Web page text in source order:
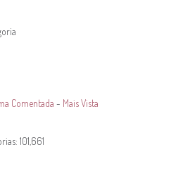
Comentada - Mais Vista
101,661